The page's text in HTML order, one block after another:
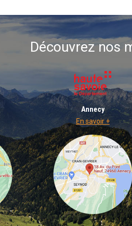
Découvrez nos
Annecy
En savoir +